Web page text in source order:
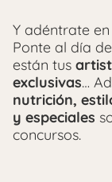
Y adéntrate en
Ponte al día
están tus
exclusivas…
nutrición,
y especiales
concursos.